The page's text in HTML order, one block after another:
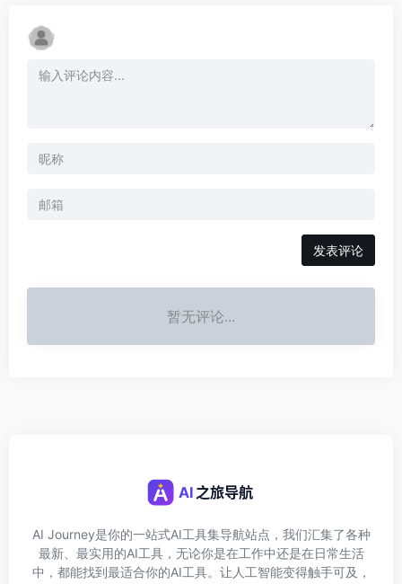
发表评论
暂无评论...
AI Journey是你的一站式AI工具集导航站点，我们汇集了各种
最新、最实用的AI工具，无论你是在工作中还是在日常生活
中，都能找到最适合你的AI工具。让人工智能变得触手可及，